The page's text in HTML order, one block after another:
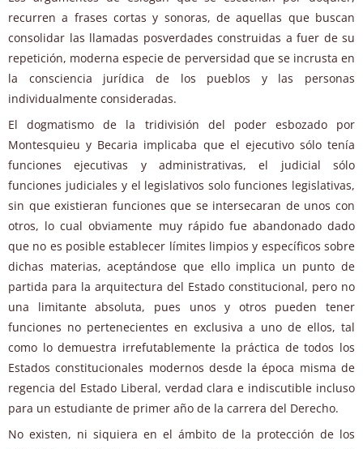
recurren a frases cortas y sonoras, de aquellas que buscan
consolidar las llamadas posverdades construidas a fuer de su
repetición, moderna especie de perversidad que se incrusta en
la consciencia jurídica de los pueblos y las personas
individualmente consideradas.
El dogmatismo de la tridivisión del poder esbozado por
Montesquieu y Becaria implicaba que el ejecutivo sólo tenía
funciones ejecutivas y administrativas, el judicial sólo
funciones judiciales y el legislativos solo funciones legislativas,
sin que existieran funciones que se intersecaran de unos con
otros, lo cual obviamente muy rápido fue abandonado dado
que no es posible establecer límites limpios y específicos sobre
dichas materias, aceptándose que ello implica un punto de
partida para la arquitectura del Estado constitucional, pero no
una limitante absoluta, pues unos y otros pueden tener
funciones no pertenecientes en exclusiva a uno de ellos, tal
como lo demuestra irrefutablemente la práctica de todos los
Estados constitucionales modernos desde la época misma de
regencia del Estado Liberal, verdad clara e indiscutible incluso
para un estudiante de primer año de la carrera del Derecho.
No existen, ni siquiera en el ámbito de la protección de los